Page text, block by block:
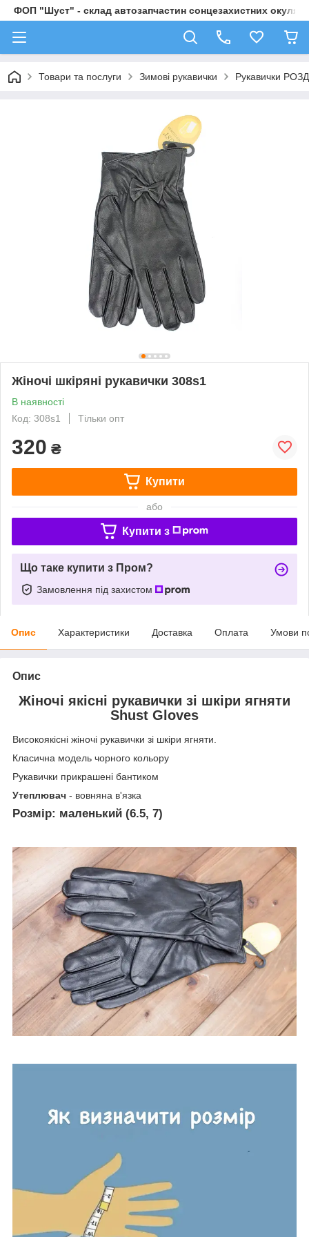
ФОП "Шуст" - склад автозапчастин сонцезахистних
Товари та послуги Зимові рукавички Рукавички
Жіночі шкіряні рукавички 308s1
В наявності
Код: 308s1
Тільки опт
320 ₴
Купити
або
Купити з
Що таке купити з Пром?
Замовлення під захистом
Опис Характеристики Доставка Оплата Умови
Опис
Жіночі якісні рукавички зі шкіри ягняти
Shust Gloves
Високоякісні жіночі рукавички зі шкіри ягняти.
Класична модель чорного кольору
Рукавички прикрашені бантиком
Утеплювач - вовняна в'язка
Розмір: маленький (6.5, 7)